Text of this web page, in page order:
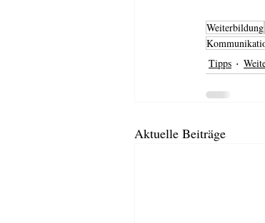
Weiterbildung
Tipps
Aktuelle Beiträge